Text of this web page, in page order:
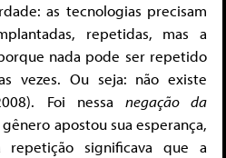
as tecnologias precisam
repetidas, mas a
nada pode ser repetido
vezes. Ou seja: não existe
Foi nessa negação da
apostou sua esperança,
repetição significava que a